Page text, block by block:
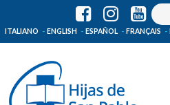
ITALIANO ENGLISH ESPAÑOL FRANÇAIS